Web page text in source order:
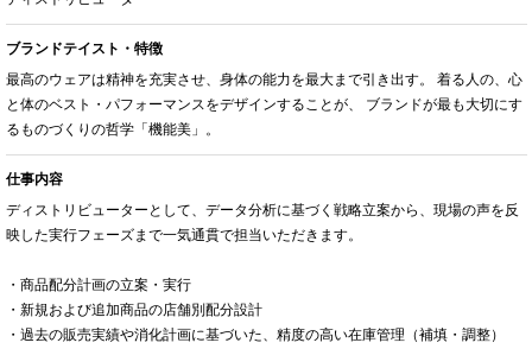
ブランドテイスト・特徴
最高のウェアは精神を充実させ、身体の能力を最大まで引き出す。 着る人の、心
と体のベスト・パフォーマンスをデザインすることが、 ブランドが最も大切にす
るものづくりの哲学「機能美」。
仕事内容
ディストリビューターとして、データ分析に基づく戦略立案から、現場の声を反
映した実行フェーズまで一気通貫で担当いただきます。
・商品配分計画の立案・実行
・新規および追加商品の店舗別配分設計
・過去の販売実績や消化計画に基づいた、精度の高い在庫管理（補填・調整）